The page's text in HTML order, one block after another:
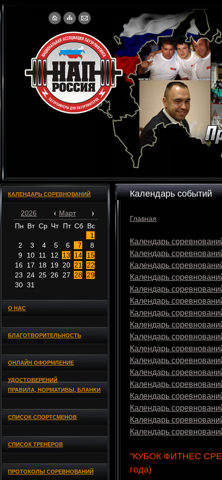
КАЛЕНДАРЬ СОРЕВНОВАНИЙ
2026
Март
Пн Вт Ср Чт Пт Сб Вс
1
2
3 4 5 6 7
8
9
10 11 12 13 14
15
16 17 18 19 20 21
22
23
24 25 26 27 28
29
30 31
О НАС
БЛАГОТВОРИТЕЛЬНОСТЬ
ОНЛАЙН ОФОРМЛЕНИЕ
УДОСТОВЕРЕНИЙ
ПРАВИЛА, НОРМАТИВЫ, БЛАНКИ
СПИСОК СПОРТСМЕНОВ
СПИСОК ТРЕНЕРОВ
ПРОТОКОЛЫ СОРЕВНОВАНИЙ
Календарь событий
Главная
Календарь
Календарь
Календарь
Календарь
Календарь
Календарь
Календарь
Календарь
Календарь
Календарь
Календарь
Календарь
Календарь
Календарь
Календарь
Календарь
Календарь
"КУБОК ФИТНЕС
года)